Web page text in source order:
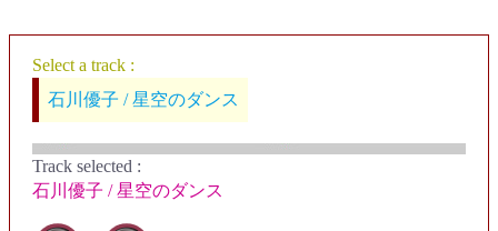
Select a track :
石川優子 / 星空のダンス
Track selected :
石川優子 / 星空のダンス